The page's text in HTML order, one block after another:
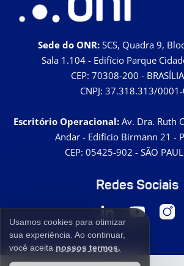
Usamos cookies para otimizar
sua experiência. Ao continuar,
você aceita nossos termos.
Sede do ONR:SCS, Quadra 9,
Sala 1.104 - Edifício Parque
CEP: 70308-200 -
CNPJ: 37.318.313/
Escritório Operacional: Av. Dra. Ruth
Andar - Edifício Birmann 21 -
CEP: 05425-902 - SÃO
Redes Sociais